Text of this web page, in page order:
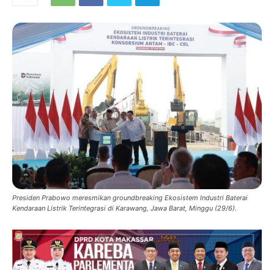
Presiden Prabowo meresmikan groundbreaking Ekosistem Industri Baterai
Kendaraan Listrik Terintegrasi di Karawang, Jawa Barat, Minggu (29/6).